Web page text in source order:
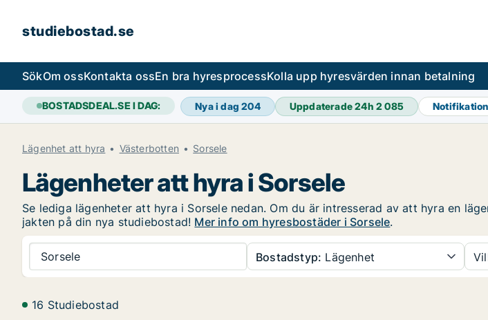
studiebostad.se
SökOm ossKontakta ossEn bra hyresprocessKolla upp hyresvärden innan betalning
BOSTADSDEAL.SE I DAG: Nya i dag204 Uppdaterade 24h2 085
Lägenhet att hyra Västerbotten Sorsele
Lägenheter att hyra i Sorsele
Se lediga lägenheter att hyra i Sorsele nedan. Om du är intresserad av att hyra en
jakten på din nya studiebostad! Mer info om hyresbostäder i Sorsele.
Sorsele Bostadstyp: Lägenhet
16 Studiebostad